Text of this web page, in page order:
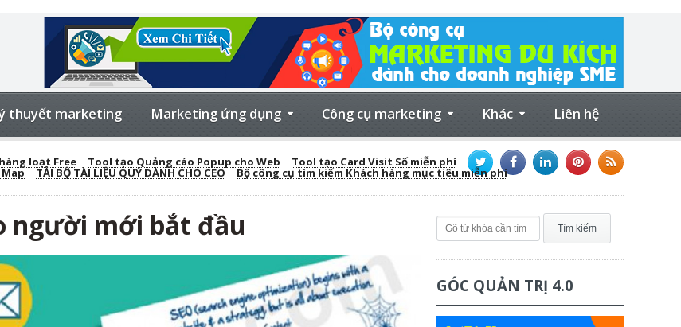
thuyết marketing Marketing ứng dụng Công cụ marketing Khác Liên hệ
loạt Free Tool tạo Quảng cáo Popup cho Web Tool tạo Card Visit Số miễn phí
TẢI BỘ TÀI LIỆU QUÝ DÀNH CHO CEO Bộ công cụ tìm kiếm Khách hàng mục tiêu miễn phí
người mới bắt đầu
GÓC QUẢN TRỊ 4.0